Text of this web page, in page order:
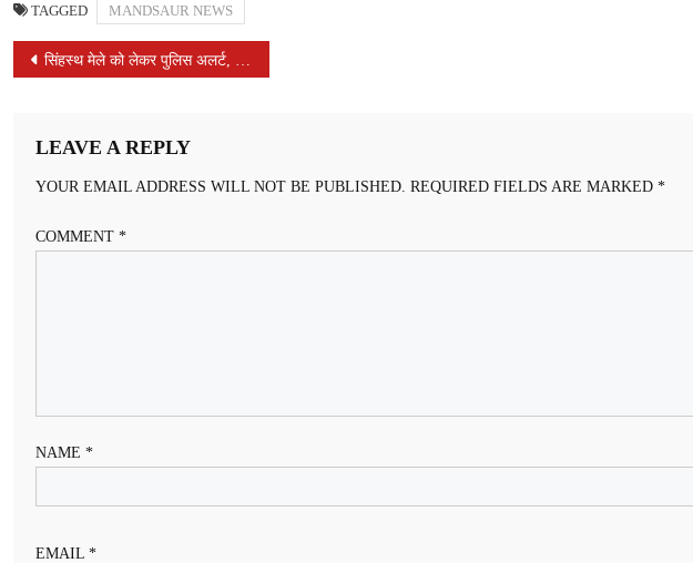
TAGGED MANDSAUR NEWS
POST
सिंहस्थ मेले को लेकर पुलिस अलर्ट, ग्राम रक्षा समिति की बैठक
LEAVE A REPLY
YOUR EMAIL ADDRESS WILL NOT BE PUBLISHED. REQUIRED FIELDS ARE MARKED *
COMMENT *
NAME *
EMAIL *